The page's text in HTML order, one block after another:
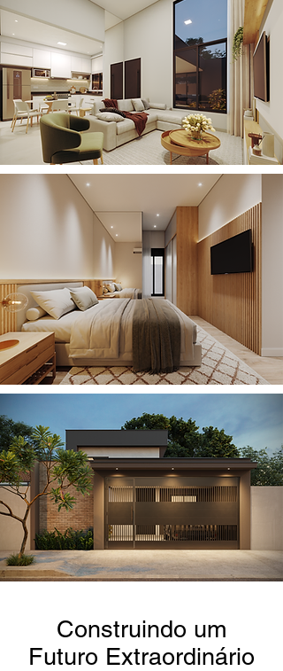
Construindo um
Futuro Extraordinário